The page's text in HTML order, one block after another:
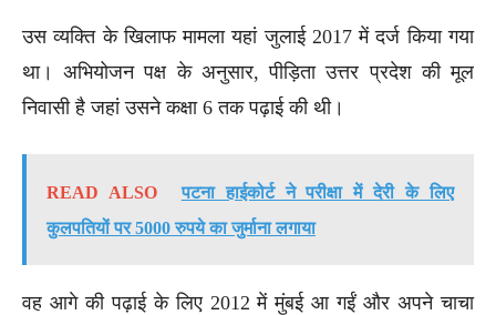
उस व्यक्ति के खिलाफ मामला यहां जुलाई 2017 में दर्ज किया गया
था। अभियोजन पक्ष के अनुसार, पीड़िता उत्तर प्रदेश की मूल
निवासी है जहां उसने कक्षा 6 तक पढ़ाई की थी।
READ ALSO
पटना हाईकोर्ट ने परीक्षा में देरी के लिए
कुलपतियों पर 5000 रुपये का जुर्माना लगाया
वह आगे की पढ़ाई के लिए 2012 में मुंबई आ गईं और अपने चाचा